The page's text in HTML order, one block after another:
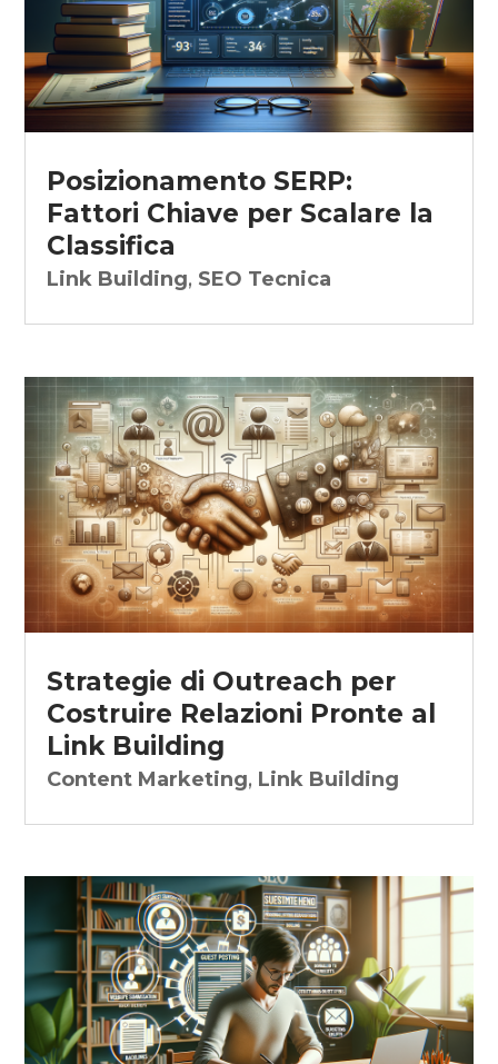
Posizionamento SERP:
Fattori Chiave per Scalare la
Classifica
Link Building, SEO Tecnica
Strategie di Outreach per
Costruire Relazioni Pronte al
Link Building
Content Marketing, Link Building